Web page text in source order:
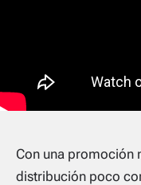
Con una promoción
distribución poco